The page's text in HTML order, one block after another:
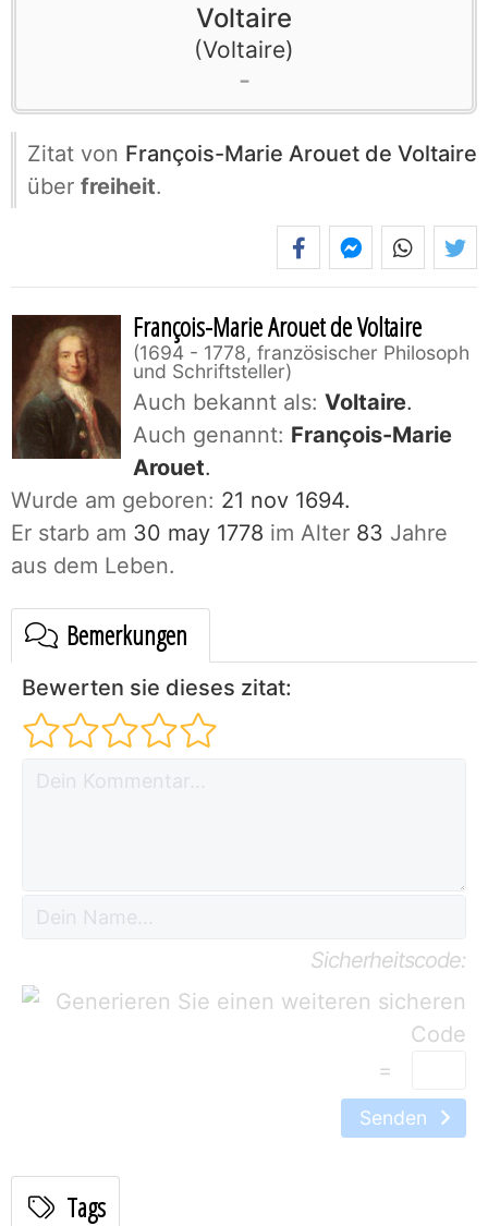
Voltaire
Voltaire
Zitat von François-Marie Arouet de Voltaire
über freiheit.
François-Marie Arouet de Voltaire
1694 - 1778, französischer Philosoph
und Schriftsteller
Auch bekannt als: Voltaire.
Auch genannt: François-Marie
Arouet.
Wurde am geboren: 21 nov 1694.
Er starb am 30 may 1778 im Alter 83 Jahre
aus dem Leben.
Bemerkungen
Bewerten sie dieses zitat:
Sicherheitscode:
=
Senden
Tags